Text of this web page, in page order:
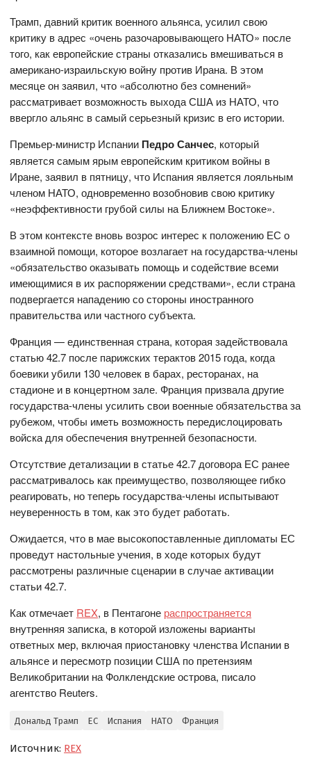
Трамп, давний критик военного альянса, усилил свою
критику в адрес «очень разочаровывающего НАТО» после
того, как европейские страны отказались вмешиваться в
американо-израильскую войну против Ирана. В этом
месяце он заявил, что «абсолютно без сомнений»
рассматривает возможность выхода США из НАТО, что
ввергло альянс в самый серьезный кризис в его истории.
Премьер-министр Испании Педро Санчес, который
является самым ярым европейским критиком войны в
Иране, заявил в пятницу, что Испания является лояльным
членом НАТО, одновременно возобновив свою критику
«неэффективности грубой силы на Ближнем Востоке».
В этом контексте вновь возрос интерес к положению ЕС о
взаимной помощи, которое возлагает на государства-члены
«обязательство оказывать помощь и содействие всеми
имеющимися в их распоряжении средствами», если страна
подвергается нападению со стороны иностранного
правительства или частного субъекта.
Франция — единственная страна, которая задействовала
статью 42.7 после парижских терактов 2015 года, когда
боевики убили 130 человек в барах, ресторанах, на
стадионе и в концертном зале. Франция призвала другие
государства-члены усилить свои военные обязательства за
рубежом, чтобы иметь возможность передислоцировать
войска для обеспечения внутренней безопасности.
Отсутствие детализации в статье 42.7 договора ЕС ранее
рассматривалось как преимущество, позволяющее гибко
реагировать, но теперь государства-члены испытывают
неуверенность в том, как это будет работать.
Ожидается, что в мае высокопоставленные дипломаты ЕС
проведут настольные учения, в ходе которых будут
рассмотрены различные сценарии в случае активации
статьи 42.7.
Как отмечает REX, в Пентагоне распространяется
внутренняя записка, в которой изложены варианты
ответных мер, включая приостановку членства Испании в
альянсе и пересмотр позиции США по претензиям
Великобритании на Фолклендские острова, писало
агентство Reuters.
Дональд Трамп ЕС Испания НАТО Франция
Источник: REX